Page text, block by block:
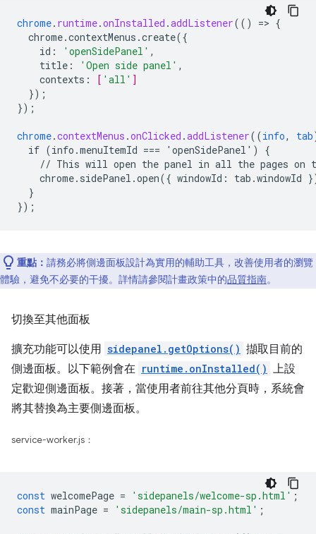
chrome. runtime.onInstalled .addListener(() => {
chrome.contextMenus.create({
id : 'openSidePanel' ,
title : 'Open side panel' ,
contexts : [ 'all' ]
});
});
chrome.contextMenus .onClicked .addListener((info, tab
if (info.menuItemId === 'openSidePanel')
{
// This will open the panel in all the pages on
chrome.sidePanel.open({ windowId : tab .windowId }
}
});
重點： 請務必將側邊面板設計為實用的輔助工具，改善使用者的瀏覽
體驗，避免不必要的干擾。詳情請參閱計畫政策中的品質指南。
切換至其他面板
擴充功能可以使用 sidepanel.getOptions() 擷取目前的
側邊面板。以下範例會在 runtime.onInstalled() 上設
定歡迎側邊面板。接著，當使用者前往其他分頁時，系統會
將其替換為主要側邊面板。
service-worker.js：
const welcomePage = 'sidepanels/welcome-sp.html' ;
const mainPage = 'sidepanels/main-sp.html' ;